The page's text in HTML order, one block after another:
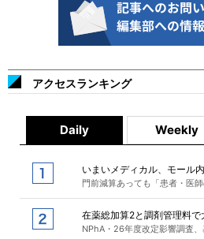
アクセスランキング
Daily Weekly
いまいメディカル、モール
門前減算あっても「患者・医師
在薬総加算2と調剤管理料で
NPhA・26年度改定影響調査